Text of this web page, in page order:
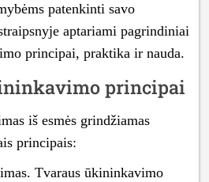
patenkinti savo
aptariami pagrindiniai
principai, praktika ir nauda.
principai
iš esmės grindžiamas
principais:
Tvaraus ūkininkavimo